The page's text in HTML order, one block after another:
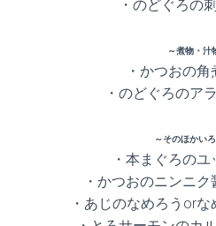
・のどぐろの
～煮物・汁
・かつおの
・のどぐろの
～そのほかい
・本まぐろの
・かつおのニンニ
・あじのなめろうor